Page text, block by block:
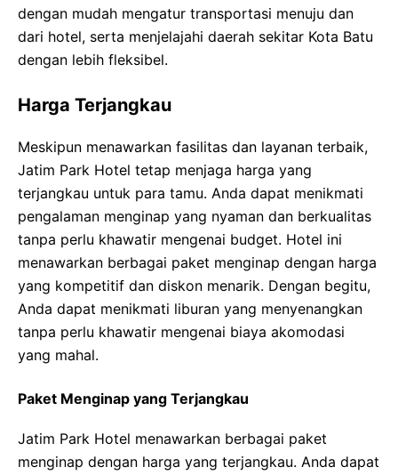
dengan mudah mengatur transportasi menuju dan
dari hotel, serta menjelajahi daerah sekitar Kota Batu
dengan lebih fleksibel.
Harga Terjangkau
Meskipun menawarkan fasilitas dan layanan terbaik,
Jatim Park Hotel tetap menjaga harga yang
terjangkau untuk para tamu. Anda dapat menikmati
pengalaman menginap yang nyaman dan berkualitas
tanpa perlu khawatir mengenai budget. Hotel ini
menawarkan berbagai paket menginap dengan harga
yang kompetitif dan diskon menarik. Dengan begitu,
Anda dapat menikmati liburan yang menyenangkan
tanpa perlu khawatir mengenai biaya akomodasi
yang mahal.
Paket Menginap yang Terjangkau
Jatim Park Hotel menawarkan berbagai paket
menginap dengan harga yang terjangkau. Anda dapat